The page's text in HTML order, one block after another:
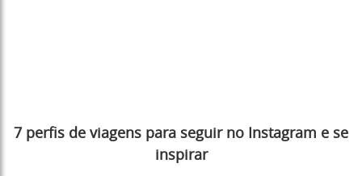
7 perfis de viagens para seguir no Instagram e se
inspirar